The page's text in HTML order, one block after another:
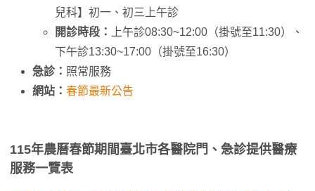
兒科】初一、初三上午診
開診時段：
上午診08:30~12:00（掛號至11:30）、
下午診13:30~17:00（掛號至16:30）
急診： 照常服務
網站： 春節最新公告
115年農曆春節期間臺北市各醫院門、急診提供醫療
服務一覽表